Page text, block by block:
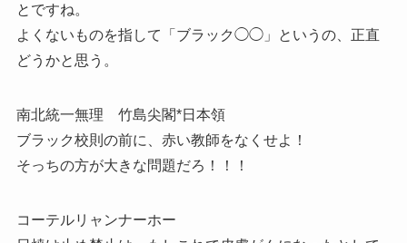
とですね。
よくないものを指して「ブラック◯◯」というの、正直
どうかと思う。
南北統一無理 竹島尖閣*日本領
ブラック校則の前に、赤い教師をなくせよ！
そっちの方が大きな問題だろ！！！
コーテルリャンナーホー